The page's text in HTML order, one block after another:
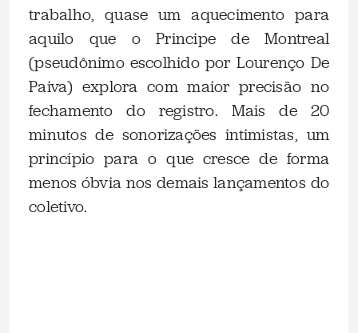
trabalho, quase um aquecimento para
aquilo que o Principe de Montreal
(pseudônimo escolhido por Lourenço De
Paiva) explora com maior precisão no
fechamento do registro. Mais de 20
minutos de sonorizações intimistas, um
princípio para o que cresce de forma
menos óbvia nos demais lançamentos do
coletivo.